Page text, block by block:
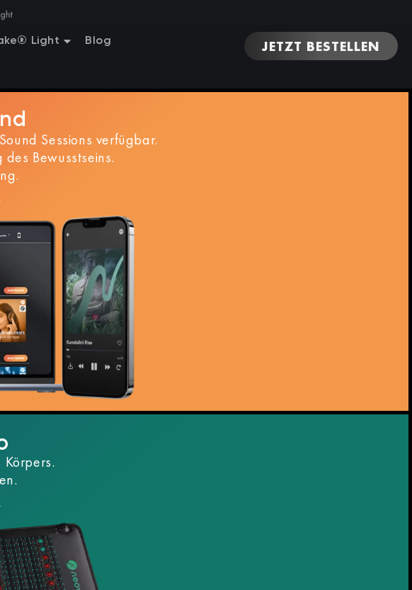
Light Blog JETZT BESTELLEN
Sessions verfügbar.
Bewusstseins.